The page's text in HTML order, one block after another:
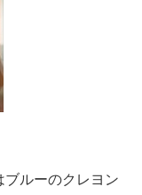
ルーのクレヨン